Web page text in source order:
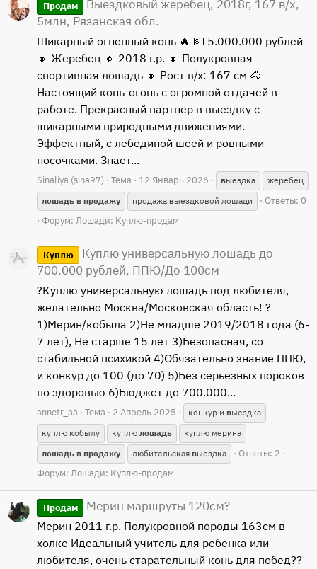
Продам
Выездковый жеребец, 2018г, 167 в/х,
5млн, Рязанская обл.
Шикарный огненный конь 🔥 💵 5.000.000 рублей
🔸 Жеребец 🔸 2018 г.р. 🔸 Полукровная
спортивная лошадь 🔸 Рост в/х: 167 см 🐴
Настоящий конь-огонь с огромной отдачей в
работе. Прекрасный партнер в выездку с
шикарными природными движениями.
Эффектный, с лебединой шеей и ровными
носочками. Знает...
Sinaliya (sina97) Тема 12 Январь 2026 выездка
жеребец
лошадь в продажу продажа выездковой лошади
Ответы: 0
Форум: Лошади: Куплю-продам
Куплю
Куплю универсальную лошадь до
700.000 рублей, ППЮ/До 100см
?Куплю универсальную лошадь под любителя,
желательно Москва/Московская область! ?
1)Мерин/кобыла 2)Не младше 2019/2018 года (6-
7 лет), Не старше 15 лет 3)Безопасная, со
стабильной психикой 4)Обязательно знание ППЮ,
и конкур до 100 (до 70) 5)Без серьезных пороков
по здоровью 6)Бюджет до 700.000...
annetr_aa Тема 2 Апрель 2025 конкур и выездка
куплю кобылу
куплю лошадь
куплю мерина
лошадь в продажу любительская выездка
Ответы: 2
Форум: Лошади: Куплю-продам
Продам Мерин маршруты 120см?
Мерин 2011 г.р. Полукровной породы 163см в
холке Идеальный учитель для ребенка или
любителя, очень старательный конь для побед??